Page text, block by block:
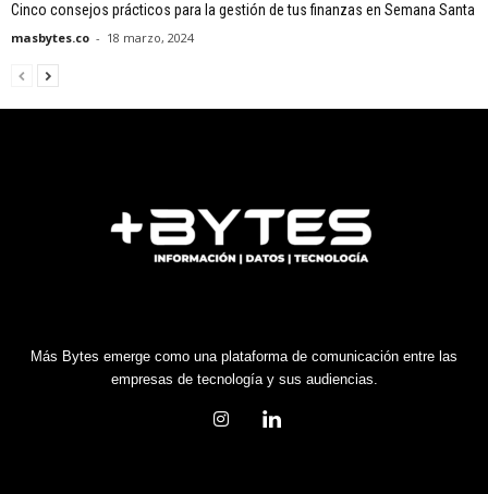
Cinco consejos prácticos para la gestión de tus finanzas en Semana Santa
masbytes.co - 18 marzo, 2024
Más Bytes emerge como una plataforma de comunicación entre las
empresas de tecnología y sus audiencias.